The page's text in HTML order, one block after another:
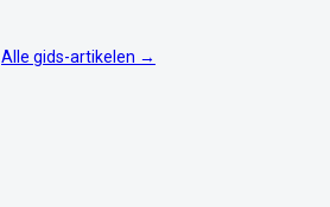
Alle gids-artikelen →